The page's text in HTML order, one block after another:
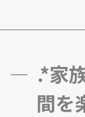
― .*家
間を